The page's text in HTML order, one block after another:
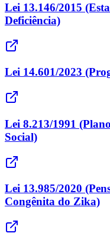
Lei 13.146/2015
Deficiência)
Lei 14.601/2023
Lei 8.213/1991
Social)
Lei 13.985/2020
Congênita do Zika)